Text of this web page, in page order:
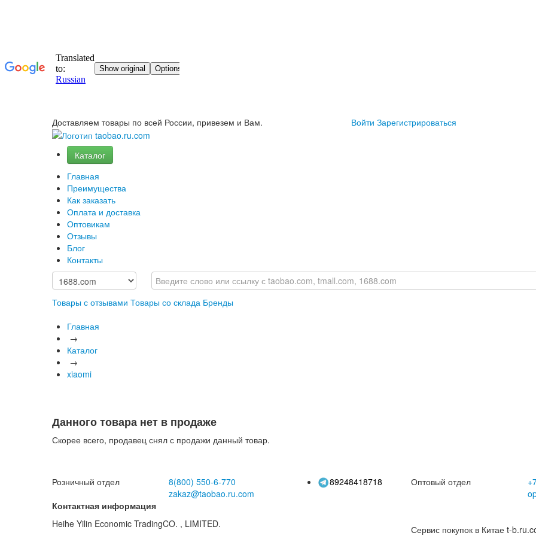
Доставляем товары по всей России, привезем и Вам. Войти Зарегистрироваться
Каталог
Главная
Преимущества
Как заказать
Оплата и доставка
Оптовикам
Отзывы
Блог
Контакты
Товары с отзывами Товары со склада Бренды
Главная
→
Каталог
→
xiaomi
Данного товара нет в продаже
Скорее всего, продавец снял с продажи данный товар.
Розничный отдел 8(800) 550-6-770
zakaz@taobao.ru.com
89248418718 Оптовый отдел
Контактная информация
Heihe Yilin Economic TradingCO. , LIMITED.
Сервис покупок в Китае t-